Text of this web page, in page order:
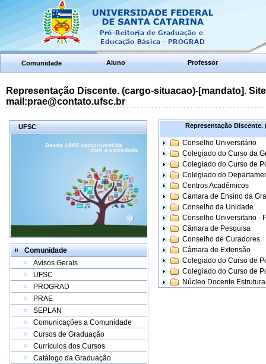
Comunidade Aluno Professor
Representação Discente. (cargo-situacao)-[mandato].
mail:prae@contato.ufsc.br
UFSC
Comunidade
Avisos Gerais
UFSC
PROGRAD
PRAE
SEPLAN
Comunicações a Comunidade
Cursos de Graduação
Currículos dos Cursos
Catálogo da Graduação
Representação Discente.
Conselho Universitário
Colegiado do Curso da
Colegiado do Curso de
Colegiado do
Centros Acadêmicos
Camara de Ensino da
Conselho da Unidade
Conselho Universitario -
Câmara de Pesquisa
Conselho de Curadores
Câmara de Extensão
Colegiado do Curso de
Colegiado do Curso de
Núcleo Docente